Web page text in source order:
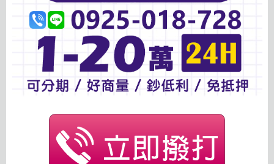
隱私權政策 關閉選單